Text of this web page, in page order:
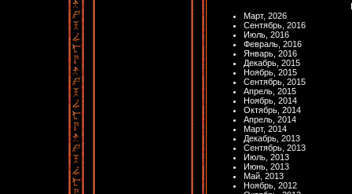
Март, 2026
Сентябрь, 2016
Июль, 2016
Февраль, 2016
Январь, 2016
Декабрь, 2015
Ноябрь, 2015
Сентябрь, 2015
Апрель, 2015
Ноябрь, 2014
Октябрь, 2014
Апрель, 2014
Март, 2014
Декабрь, 2013
Сентябрь, 2013
Июль, 2013
Июнь, 2013
Май, 2013
Ноябрь, 2012